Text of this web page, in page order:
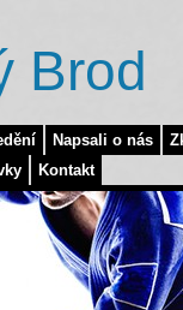
Napsali o nás
Kontakt
Brod